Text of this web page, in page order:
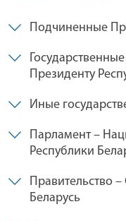
Подчиненные
Президенту
Иные
Парламент –
Республики
Правительство
Беларусь